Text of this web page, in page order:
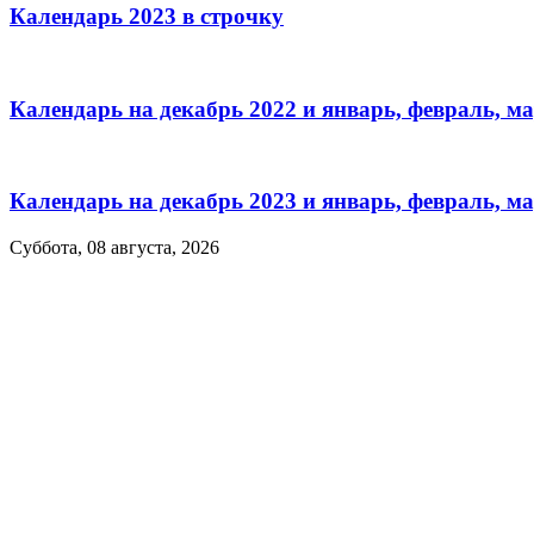
Календарь 2023 в строчку
Календарь на декабрь 2022 и январь, февраль,
Календарь на декабрь 2023 и январь, февраль,
Суббота, 08 августа, 2026